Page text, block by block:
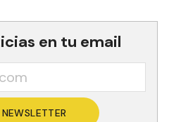
en tu email